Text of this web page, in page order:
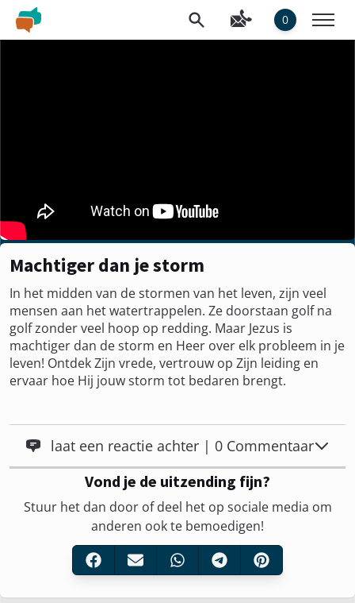
0
Machtiger dan je storm
In het midden van de stormen van het leven, zijn veel
mensen aan het watertrappelen. Ze doorstaan golf na
golf zonder veel hoop op redding. Maar Jezus is
machtiger dan de storm en Heer over elk probleem in je
leven! Ontdek Zijn vrede, vertrouw op Zijn leiding en
ervaar hoe Hij jouw storm tot bedaren brengt.
laat een reactie achter | 0 Commentaar
Vond je de uitzending fijn?
Stuur het dan door of deel het op sociale media om
anderen ook te bemoedigen!